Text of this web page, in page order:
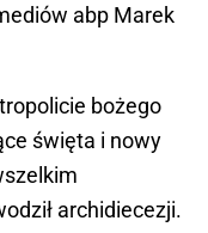
abp Marek
bożego
święta i nowy
archidiecezji.